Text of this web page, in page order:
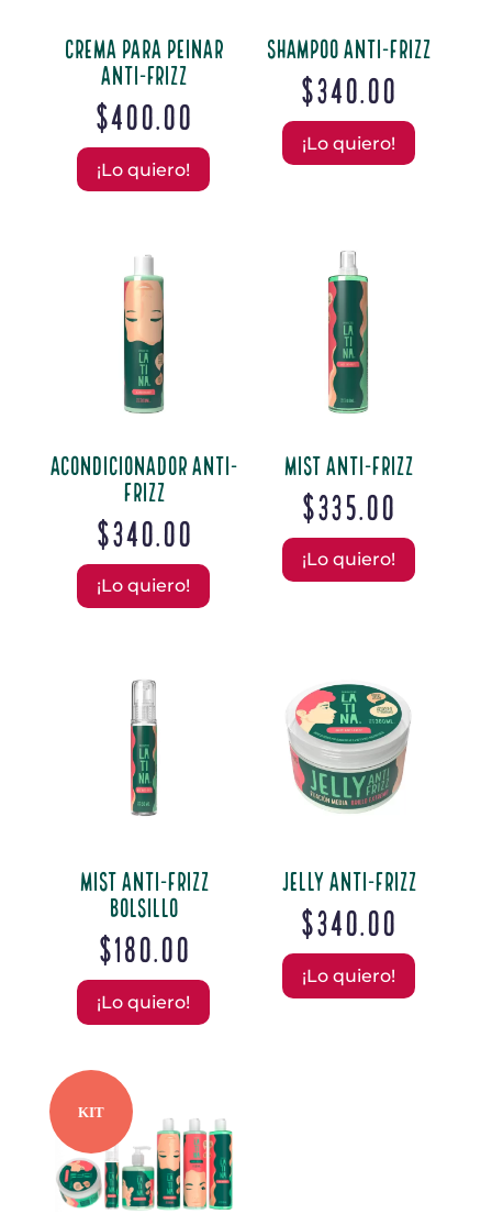
Crema para peinar
Anti-frizz
$400.00
¡Lo quiero!
Shampoo Anti-Frizz
$340.00
¡Lo quiero!
Acondicionador Anti-
Frizz
$340.00
¡Lo quiero!
Mist Anti-Frizz
$335.00
¡Lo quiero!
Mist Anti-Frizz
Bolsillo
$180.00
¡Lo quiero!
Jelly Anti-Frizz
$340.00
¡Lo quiero!
KIT